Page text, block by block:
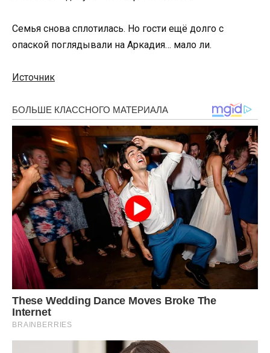
Семья снова сплотилась. Но гости ещё долго с
опаской поглядывали на Аркадия… мало ли.
Источник